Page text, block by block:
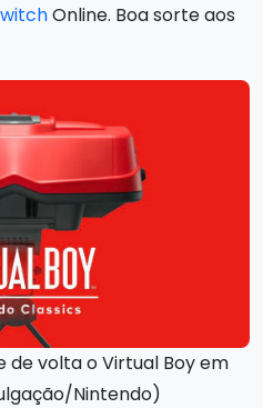
Online. Boa sorte aos
de volta o Virtual Boy em
Nintendo)